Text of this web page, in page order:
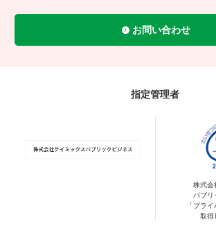
お問い合わせ
指定管理者
株式会
パブリ
「プラ
取得